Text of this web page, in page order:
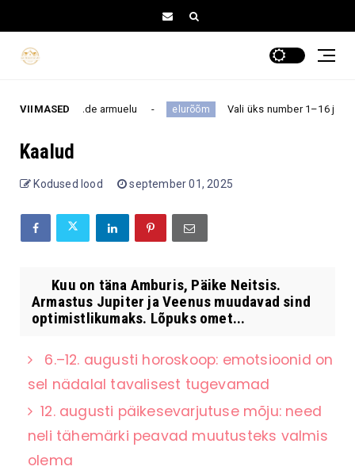
VIIMASED
nende armuelu elurõõm Vali üks number 1–16 ja saa
Kaalud
Kodused lood september 01, 2025
Kuu on täna Amburis, Päike Neitsis.
Armastus Jupiter ja Veenus muudavad sind
optimistlikumaks. Lõpuks omet...
6.–12. augusti horoskoop: emotsioonid on
sel nädalal tavalisest tugevamad
12. augusti päikesevarjutuse mõju: need
neli tähemärki peavad muutusteks valmis
olema